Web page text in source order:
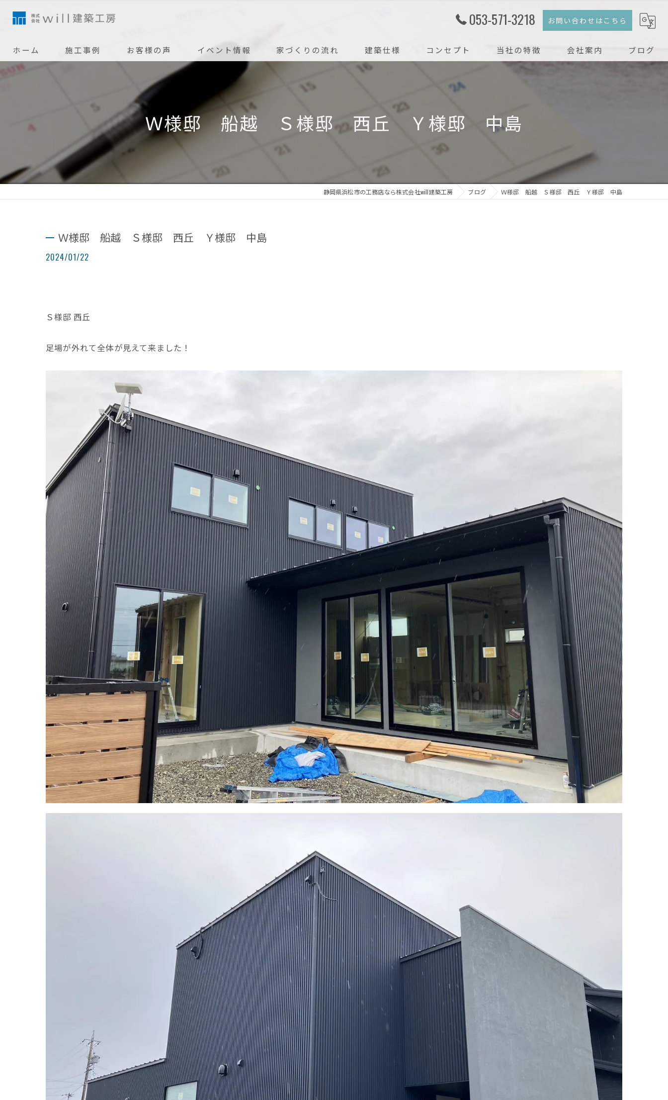
053-571-3218 お問い合わせはこちら
ホーム 施工事例 お客様の声 イベント情報 家づくりの流れ
アフターメンテナンス
建築仕様 コンセプト 当社の特徴
戸建て
リノベーション
会社案内 ブログ
Ｗ様邸 船越 Ｓ様邸 西丘 Ｙ様邸 中島
静岡県浜松市の工務店なら株式会社will建築工房 ブログ Ｗ様邸 船越 Ｓ様邸 西丘 Ｙ様邸 中島
Ｗ様邸 船越 Ｓ様邸 西丘 Ｙ様邸 中島
2024/01/22
Ｓ様邸 西丘
足場が外れて全体が見えて来ました！